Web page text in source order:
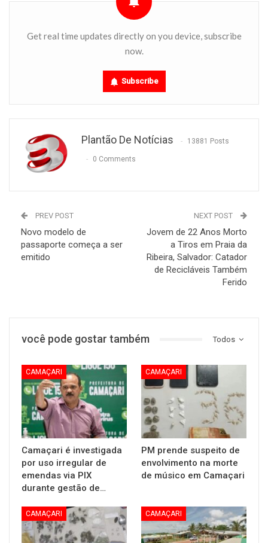
Get real time updates directly on you device, subscribe
now.
Subscribe
Plantão De Notícias 13881 Posts
0 Comments
PREV POST
Novo modelo de
passaporte começa a ser
emitido
NEXT POST
Jovem de 22 Anos Morto
a Tiros em Praia da
Ribeira, Salvador: Catador
de Recicláveis Também
Ferido
Todos
você pode gostar também
CAMAÇARI
Camaçari é investigada
por uso irregular de
emendas via PIX
durante gestão de…
CAMAÇARI
PM prende suspeito de
envolvimento na morte
de músico em Camaçari
CAMAÇARI CAMAÇARI